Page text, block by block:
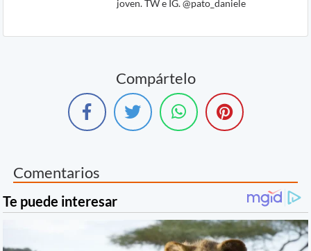
joven. TW e IG. @pato_daniele
Compártelo
Comentarios